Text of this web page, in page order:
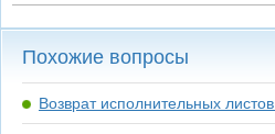
Похожие вопросы
Возврат исполнительных листов.